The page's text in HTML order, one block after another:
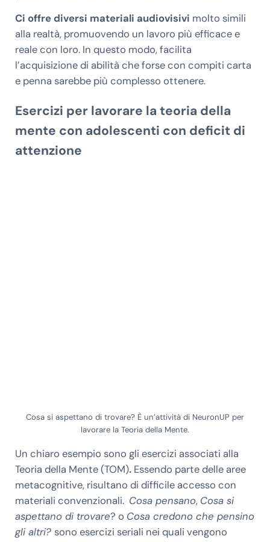
Ci offre diversi materiali audiovisivi molto simili
alla realtà, promuovendo un lavoro più efficace e
reale con loro. In questo modo, facilita
l’acquisizione di abilità che forse con compiti carta
e penna sarebbe più complesso ottenere.
Esercizi per lavorare la teoria della
mente con adolescenti con deficit di
attenzione
Cosa si aspettano di trovare? È un’attività di NeuronUP per
lavorare la Teoria della Mente.
Un chiaro esempio sono gli esercizi associati alla
Teoria della Mente (TOM). Essendo parte delle aree
metacognitive, risultano di difficile accesso con
materiali convenzionali. Cosa pensano, Cosa si
aspettano di trovare? o Cosa credono che pensino
gli altri? sono esercizi seriali nei quali vengono